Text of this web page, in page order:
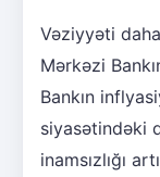
Vəziyyəti
Mərkəzi
Bankın
siyasətindəki
inamsızlığı